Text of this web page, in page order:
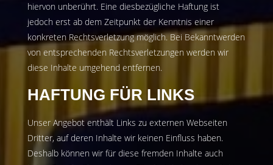
hiervon unberührt. Eine diesbezügliche Haftung ist
jedoch erst ab dem Zeitpunkt der Kenntnis einer
konkreten Rechtsverletzung möglich. Bei Bekanntwerden
von entsprechenden Rechtsverletzungen werden wir
diese Inhalte umgehend entfernen.
HAFTUNG FÜR LINKS
Unser Angebot enthält Links zu externen Webseiten
Dritter, auf deren Inhalte wir keinen Einfluss haben.
Deshalb können wir für diese fremden Inhalte auch